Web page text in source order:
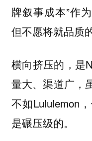
牌叙事成本”作
但不愿将就品质
横向挤压的，是
量大、渠道广，
不如Lululemon
是碾压级的。